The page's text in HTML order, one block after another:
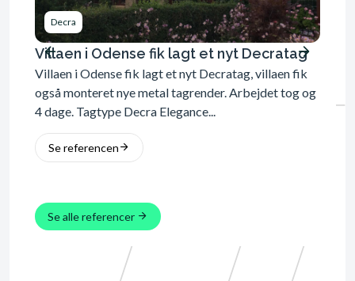
Decra
Villaen i Odense fik lagt et nyt Decratag
Villaen i Odense fik lagt et nyt Decratag, villaen fik
også monteret nye metal tagrender. Arbejdet tog og
4 dage. Tagtype Decra Elegance...
Se referencen
Se alle referencer